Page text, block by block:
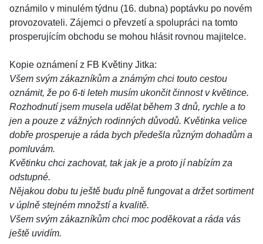
oznámilo v minulém týdnu (16. dubna) poptávku po novém
provozovateli. Zájemci o převzetí a spolupráci na tomto
prosperujícím obchodu se mohou hlásit rovnou majitelce.
Kopie oznámení z FB Květiny Jitka:
Všem svým zákazníkům a známým chci touto cestou
oznámit, že po 6-ti leteh musím ukončit činnost v květince.
Rozhodnutí jsem musela udělat během 3 dnů, rychle a to
jen a pouze z vážných rodinných důvodů. Květinka velice
dobře prosperuje a ráda bych předešla různým dohadům a
pomluvám.
Květinku chci zachovat, tak jak je a proto jí nabízím za
odstupné.
Nějakou dobu tu ještě budu plně fungovat a držet sortiment
v úplně stejném množstí a kvalitě.
Všem svým zákazníkům chci moc poděkovat a ráda vás
ještě uvidím.